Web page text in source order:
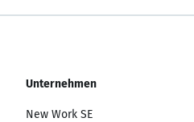
Unternehmen
New Work SE